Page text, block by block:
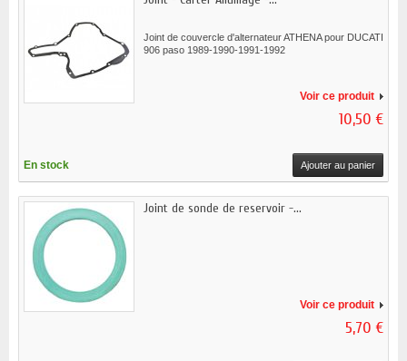
Joint de couvercle d'alternateur ATHENA pour DUCATI
906 paso 1989-1990-1991-1992
Voir ce produit
10,50 €
En stock Ajouter au panier
Joint de sonde de reservoir -...
Voir ce produit
5,70 €